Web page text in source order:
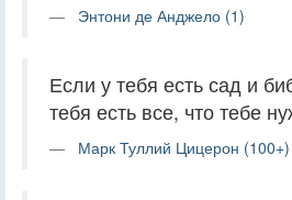
Энтони де Анджело (1)
Если у тебя есть сад и
тебя есть все, что тебе
Марк Туллий Цицерон (100+)